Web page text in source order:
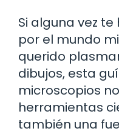
Si alguna vez
por el mundo
querido
dibujos, esta
microscopios
herramientas
también una